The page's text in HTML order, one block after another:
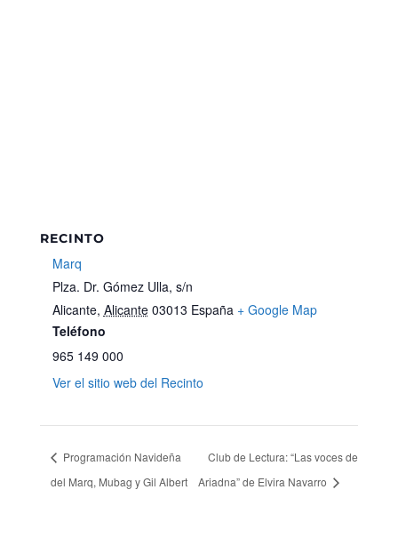
RECINTO
Marq
Plza. Dr. Gómez Ulla, s/n
Alicante, Alicante 03013 España + Google Map
Teléfono
965 149 000
Ver el sitio web del Recinto
Programación Navideña
del Marq, Mubag y Gil Albert
Club de Lectura: “Las voces de
Ariadna” de Elvira Navarro